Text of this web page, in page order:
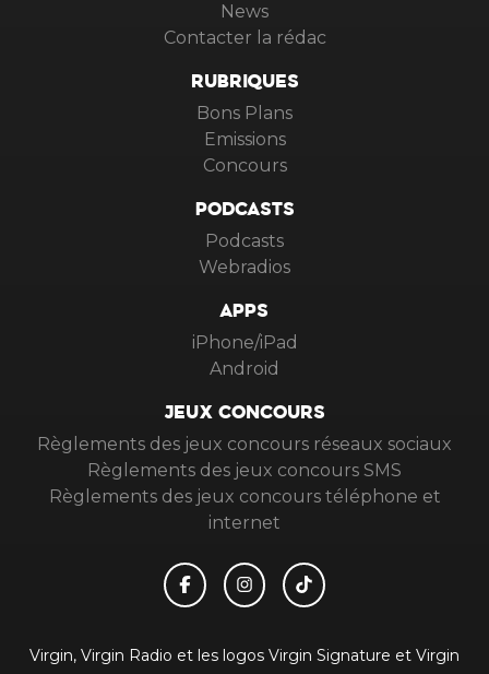
News
Contacter la rédac
RUBRIQUES
Bons Plans
Emissions
Concours
PODCASTS
Podcasts
Webradios
APPS
iPhone/iPad
Android
JEUX CONCOURS
Règlements des jeux concours réseaux sociaux
Règlements des jeux concours SMS
Règlements des jeux concours téléphone et
internet
Virgin, Virgin Radio et les logos Virgin Signature et Virgin